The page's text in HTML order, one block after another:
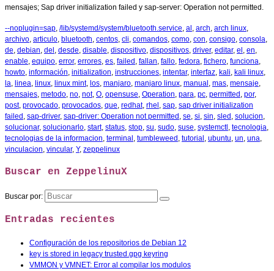
mensajes; Sap driver initialization failed y sap-server: Operation not permitted.
--noplugin=sap, /lib/systemd/system/bluetooth.service, al , arch, arch linux,
archivo, articulo, bluetooth, centos, cli, comandos, como, con, consigo, consola,
de, debian, del , desde, disable, dispositivo, dispositivos, driver, editar, el , en,
enable, equipo, error, errores, es, failed , fallan, fallo, fedora, fichero, funciona,
howto, información, initialization, instrucciones, intentar, interfaz, kali, kali linux,
la, linea, linux, linux mint, los, manjaro, manjaro linux, manual , mas, mensaje,
mensajes, metodo, no, not, O, opensuse, Operation, para, pc, permitted , por,
post, provocado, provocados, que, redhat, rhel , sap, sap driver initialization
failed , sap-driver, sap-driver: Operation not permitted , se, si, sin, sled , solucion,
solucionar, solucionarlo, start, status, stop, su, sudo, suse, systemctl , tecnologia,
tecnologias de la informacion, terminal , tumbleweed , tutorial , ubuntu, un, una,
vinculacion, vincular, Y, zeppelinux
Buscar en ZeppelinuX
Buscar por:
Entradas recientes
Configuración de los repositorios de Debian 12
key is stored in legacy trusted.gpg keyring
VMMON y VMNET: Error al compilar los modulos